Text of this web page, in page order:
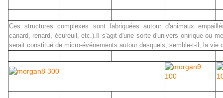
Ces structures complexes sont fabriquées autour d'animaux
canard, renard, écureuil, etc.).Il s'agit d'une sorte d'univers onirique ou
serait constitué de micro-événements autour desquels, semble-t-il, la vie